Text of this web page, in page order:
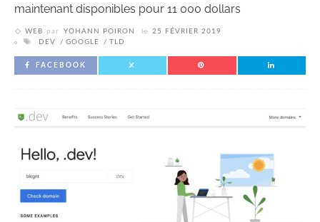
maintenant disponibles pour 11 000 dollars
WEB par YOHANN POIRON le
25 FÉVRIER 2019
DEV
GOOGLE TLD
FACEBOOK